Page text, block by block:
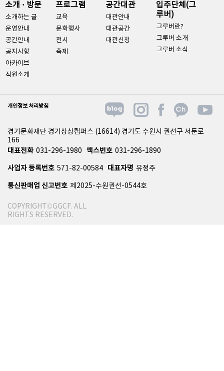
소개 · 방문
소개하는 글
운영안내
공간안내
공지사항
아카이브
직원소개
프로그램
교육
문화행사
전시
축제
공간대관
대관안내
대관공간
대관신청
입주단체(그
루버)
그루버란?
그루버 소개
그루버 소식
개인정보 처리방침
경기문화재단 경기상상캠퍼스 (16614) 경기도 수원시 권선구 서둔로
166
대표전화 031-296-1980 팩스번호 031-296-1890
사업자 등록번호 571-82-00584 대표자명 유정주
통신판매업 신고번호 제2025-수원권선-0544호
COPYRIGHT©GGCF. ALL
RIGHTS RESERVED.